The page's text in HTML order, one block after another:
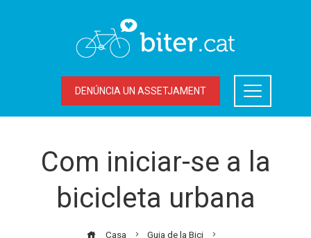
DENÚNCIA UN ASSETJAMENT
Com iniciar-se a la
bicicleta urbana
Casa
Guia de la Bici